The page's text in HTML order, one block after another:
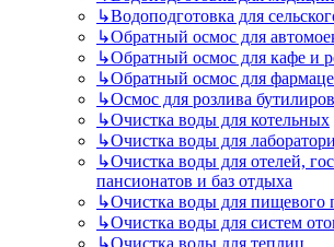
↳Водоподготовка для
↳Обратный осмос для
↳Обратный осмос для кафе и
↳Обратный осмос для
↳Осмос для розлива
↳Очистка воды для котельных
↳Очистка воды для
↳Очистка воды для отелей,
пансионатов и баз отдыха
↳Очистка воды для пищевого
↳Очистка воды для систем